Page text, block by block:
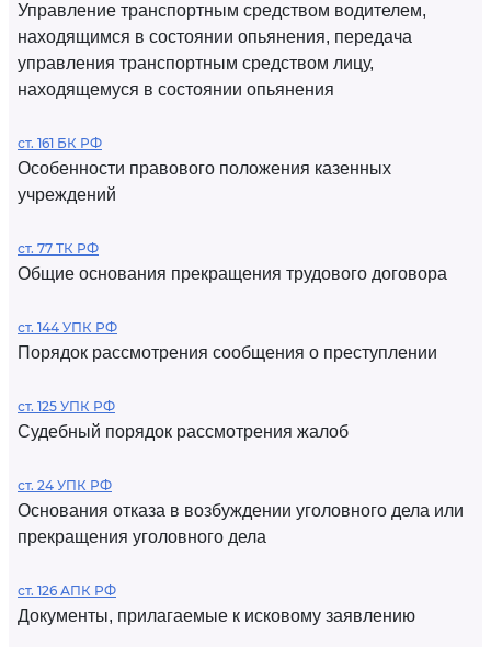
Управление транспортным средством водителем,
находящимся в состоянии опьянения, передача
управления транспортным средством лицу,
находящемуся в состоянии опьянения
ст. 161 БК РФ
Особенности правового положения казенных
учреждений
ст. 77 ТК РФ
Общие основания прекращения трудового договора
ст. 144 УПК РФ
Порядок рассмотрения сообщения о преступлении
ст. 125 УПК РФ
Судебный порядок рассмотрения жалоб
ст. 24 УПК РФ
Основания отказа в возбуждении уголовного дела или
прекращения уголовного дела
ст. 126 АПК РФ
Документы, прилагаемые к исковому заявлению